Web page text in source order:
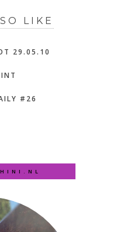
LIKE
29.05.10
#26